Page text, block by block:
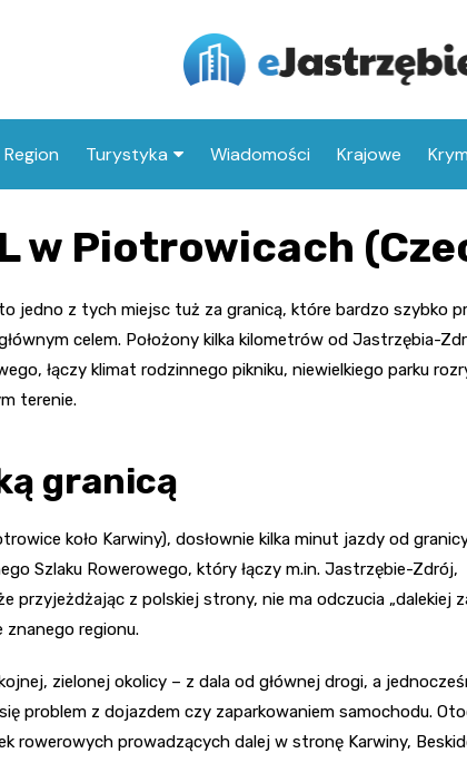
Region Turystyka
Jastrzębiu-Zdroju
Dom Zdrojowy
Pijalnia Wód
Galeria Historii
Masnówka
Jastrzębiu-Zdroju
Zdrojowym
Family Park
Piotrowicach
Zabytki Jastrzębia-
Zdroju
Kościół
Świętych w
Bożej i św.
Wiadomości Krajowe
w Piotrowicach
jedno z tych miejsc tuż za granicą, które bardzo szybko
celem. Położony kilka kilometrów od Jastrzębia-
łączy klimat rodzinnego pikniku, niewielkiego parku
terenie.
granicą
koło Karwiny), dosłownie kilka minut jazdy od
Szlaku Rowerowego, który łączy m.in. Jastrzębie-Zdrój,
przyjeżdżając z polskiej strony, nie ma odczucia „dalekiej
znanego regionu.
zielonej okolicy – z dala od głównej drogi, a
problem z dojazdem czy zaparkowaniem samochodu.
rowerowych prowadzących dalej w stronę Karwiny,